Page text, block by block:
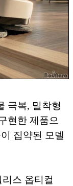
극복, 밀착형
현한 제품으
집약된 모델
스 옵티컬